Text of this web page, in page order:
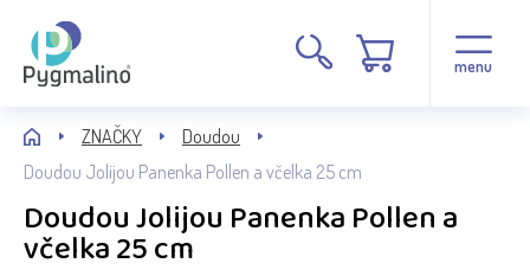
menu
ZNAČKY
Doudou
Doudou Jolijou Panenka Pollen a včelka 25 cm
Doudou Jolijou Panenka Pollen a
včelka 25 cm